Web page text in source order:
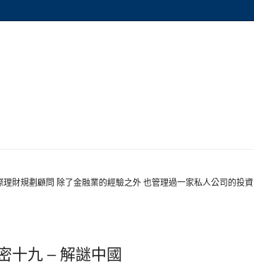
財規劃顧問 除了金融業的經驗之外 也管理過一家私人公司的投資
十九 – 解謎中國